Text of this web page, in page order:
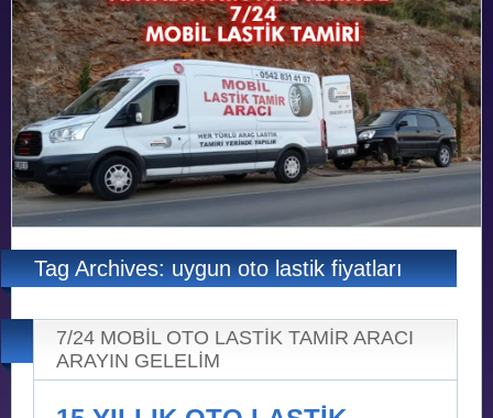
Tag Archives: uygun oto lastik fiyatları
7/24 MOBİL OTO LASTİK TAMİR ARACI
ARAYIN GELELİM